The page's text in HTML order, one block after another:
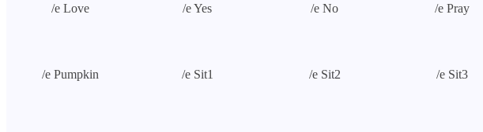
/e Love /e Yes /e No /e Pray
/e Pumpkin /e Sit1 /e Sit2 /e Sit3